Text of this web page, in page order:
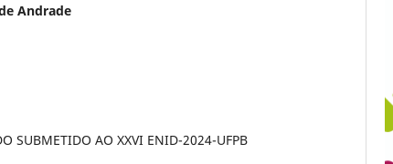
Andrade
SUBMETIDO AO XXVI ENID-2024-UFPB